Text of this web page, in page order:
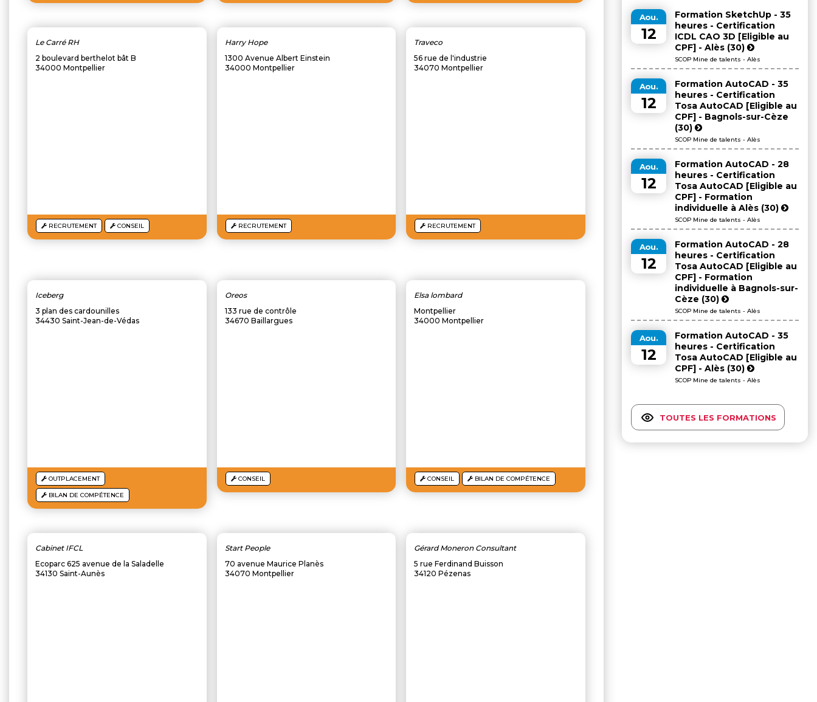
Le Carré RH
2 boulevard berthelot bât B
34000 Montpellier
RECRUTEMENT CONSEIL
Harry Hope
1300 Avenue Albert Einstein
34000 Montpellier
RECRUTEMENT
Traveco
56 rue de l'industrie
34070 Montpellier
RECRUTEMENT
Iceberg
3 plan des cardounilles
34430 Saint-Jean-de-Védas
OUTPLACEMENT
BILAN DE COMPÉTENCE
Oreos
133 rue de contrôle
34670 Baillargues
CONSEIL
Elsa lombard
Montpellier
34000 Montpellier
CONSEIL BILAN DE COMPÉTENCE
Cabinet IFCL
Ecoparc 625 avenue de la Saladelle
34130 Saint-Aunès
Start People
70 avenue Maurice Planès
34070 Montpellier
Gérard Moneron Consultant
5 rue Ferdinand Buisson
34120 Pézenas
Aou.
12
Formation SketchUp - 35
heures - Certification
ICDL CAO 3D [Eligible au
CPF] - Alès (30)
SCOP Mine de talents - Alès
Aou.
12
Formation AutoCAD - 35
heures - Certification
Tosa AutoCAD [Eligible au
CPF] - Bagnols-sur-Cèze
(30)
SCOP Mine de talents - Alès
Aou.
12
Formation AutoCAD - 28
heures - Certification
Tosa AutoCAD [Eligible au
CPF] - Formation
individuelle à Alès (30)
SCOP Mine de talents - Alès
Aou.
12
Formation AutoCAD - 28
heures - Certification
Tosa AutoCAD [Eligible au
CPF] - Formation
individuelle à Bagnols-sur-
Cèze (30)
SCOP Mine de talents - Alès
Aou.
12
Formation AutoCAD - 35
heures - Certification
Tosa AutoCAD [Eligible au
CPF] - Alès (30)
SCOP Mine de talents - Alès
TOUTES LES FORMATIONS